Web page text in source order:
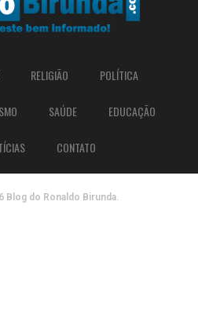
RELIGIÃO POLÍTICA
SAÚDE EDUCAÇÃO
CONTATO
Blog do Ronaldo Birunda.